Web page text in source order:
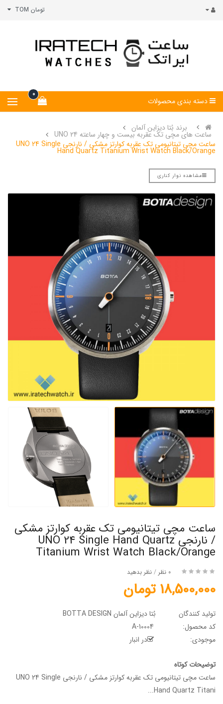
تومان TOM
0
دسته بندی محصولات
برند بُتا دیزاین آلمان
ساعت های مچی تک عقربه بیست و چهار ساعته UNO 24
ساعت مچی تیتانیومی تک عقربه کوارتز مشکی / نارنجی UNO 24 Single
Hand Quartz Titanium Wrist Watch Black/Orange
مشاهده نوار کناری
ساعت مچی تیتانیومی تک عقربه کوارتز مشکی
/ نارنجی UNO 24 Single Hand Quartz
Titanium Wrist Watch Black/Orange
0 نظر / نظر بدهید
18,500,000 تومان
تولید کنندگان
بُتا دیزاین آلمان BOTTA DESIGN
کد محصول:
موجودی:
در انبار
توضیحات کوتاه
ساعت مچی تیتانیومی تک عقربه کوارتز مشکی / نارنجی UNO 24 Single
Hand Quartz Titani...